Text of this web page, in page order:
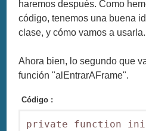
haremos después. Como
código, tenemos una buena
clase, y cómo vamos a usarla.
Ahora bien, lo segundo que
función "alEntrarAFrame".
Código :
private function